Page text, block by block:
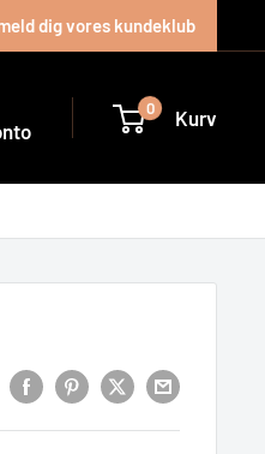
dig vores kundeklub
0 Kurv